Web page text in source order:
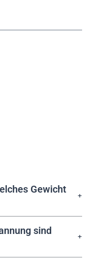
Gewicht
sind